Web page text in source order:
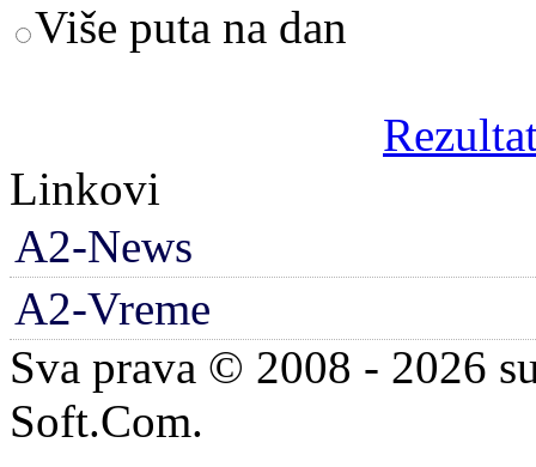
Više puta na dan
Linkovi
A2-News
A2-Vreme
Sva prava © 2008 - 2026
Soft.Com.